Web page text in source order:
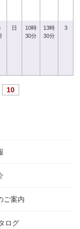
日
10時
30分
13時
30分
3
10
ご案内
ログ